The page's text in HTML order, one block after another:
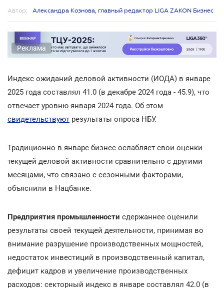
Автор: Александра Кознова, главный редактор LIGA ZAKON Бизнес
Реклама
Индекс ожиданий деловой активности (ИОДА) в январе
2025 года составлял 41.0 (в декабре 2024 года - 45.9), что
отвечает уровню января 2024 года. Об этом
свидетельствуют результаты опроса НБУ.
Традиционно в январе бизнес ослабляет свои оценки
текущей деловой активности сравнительно с другими
месяцами, что связано с сезонными факторами,
объяснили в Нацбанке.
Предприятия промышленности сдержаннее оценили
результаты своей текущей деятельности, принимая во
внимание разрушение производственных мощностей,
недостаток инвестиций в производственный капитал,
дефицит кадров и увеличение производственных
расходов: секторный индекс в январе составлял 42.0 (в